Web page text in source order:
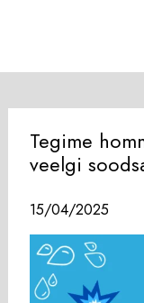
Tegime
veelgi
15/04/2025